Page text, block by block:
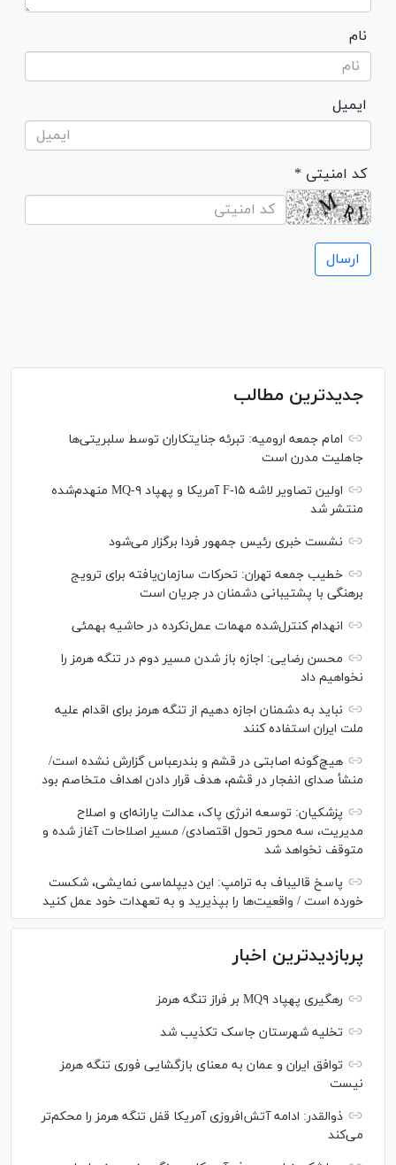
نام
ایمیل
* کد امنیتی
جدیدترین مطالب
امام جمعه ارومیه: تبرئه جنایتکاران توسط سلبریتی‌ها
جاهلیت مدرن است
اولین تصاویر لاشه F-۱۵ آمریکا و پهپاد MQ-۹ منهدم‌شده
منتشر شد
نشست خبری رئیس‌ جمهور فردا برگزار می‌شود
خطیب جمعه تهران: تحرکات سازمان‌یافته برای ترویج
برهنگی با پشتیبانی دشمنان در جریان است
انهدام کنترل‌شده مهمات عمل‌نکرده در حاشیه بهمئی
محسن رضایی: اجازه باز شدن مسیر دوم در تنگه هرمز را
نخواهیم داد
نباید به دشمنان اجازه دهیم از تنگه هرمز برای اقدام علیه
ملت ایران استفاده کنند
هیچ‌گونه اصابتی در قشم و بندرعباس گزارش نشده است/
منشأ صدای انفجار در قشم، هدف قرار دادن اهداف متخاصم بود
پزشکیان: توسعه انرژی پاک، عدالت یارانه‌ای و اصلاح
مدیریت، سه محور تحول اقتصادی/ مسیر اصلاحات آغاز شده و
متوقف نخواهد شد
پاسخ قالیباف به ترامپ: این دیپلماسی نمایشی، شکست
خورده است / واقعیت‌ها را بپذیرید و به تعهدات خود عمل کنید
پربازدیدترین اخبار
رهگیری پهپاد MQ۹ بر فراز تنگه هرمز
تخلیه شهرستان جاسک تکذیب شد
توافق ایران و عمان به معنای بازگشایی فوری تنگه هرمز
نیست
ذوالقدر: ادامه آتش‌افروزی آمریکا قفل تنگه هرمز را محکم‌تر
می‌کند